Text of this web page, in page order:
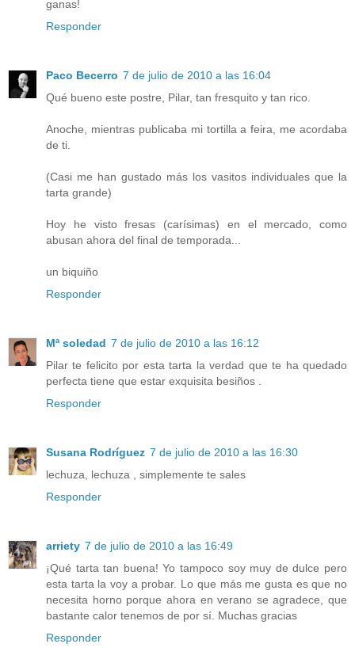
ganas!
Responder
Paco Becerro 7 de julio de 2010 a las 16:04
Qué bueno este postre, Pilar, tan fresquito y tan rico.
Anoche, mientras publicaba mi tortilla a feira, me acordaba
de ti.
(Casi me han gustado más los vasitos individuales que la
tarta grande)
Hoy he visto fresas (carísimas) en el mercado, como
abusan ahora del final de temporada...
un biquiño
Responder
Mª soledad 7 de julio de 2010 a las 16:12
Pilar te felicito por esta tarta la verdad que te ha quedado
perfecta tiene que estar exquisita besiños .
Responder
Susana Rodríguez 7 de julio de 2010 a las 16:30
lechuza, lechuza , simplemente te sales
Responder
arriety 7 de julio de 2010 a las 16:49
¡Qué tarta tan buena! Yo tampoco soy muy de dulce pero
esta tarta la voy a probar. Lo que más me gusta es que no
necesita horno porque ahora en verano se agradece, que
bastante calor tenemos de por sí. Muchas gracias
Responder